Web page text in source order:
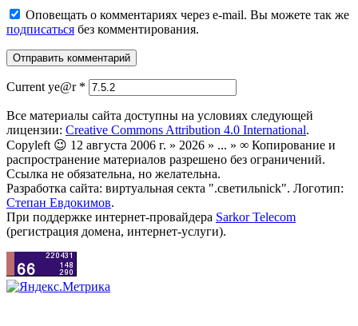
Оповещать о комментариях через e-mail. Вы можете так же
подписаться без комментирования.
Current ye@r *
Все материалы сайта доступны на условиях следующей
лицензии: Creative Commons Attribution 4.0 International.
Copyleft 😉 12 августа 2006 г. » 2026 » ... » ∞ Копирование и
распространение материалов разрешено без ограничений.
Ссылка не обязательна, но желательна.
Разработка сайта: виртуальная секта ".светильnick". Логотип:
Степан Евдокимов.
При поддержке интернет-провайдера Sarkor Telecom
(регистрация домена, интернет-услуги).